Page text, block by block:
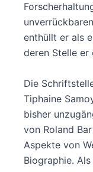
enthüllt er als
deren Stelle er
Die
Tiphaine
bisher
von Roland
Aspekte von
Biographie.